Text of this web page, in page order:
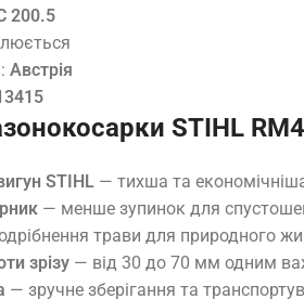
200.5
Австрія
STIHL
STIHL — тихша та
— менше зупинок для
трави для природного
зрізу — від 30 до 70 мм одним
— зручне зберігання та